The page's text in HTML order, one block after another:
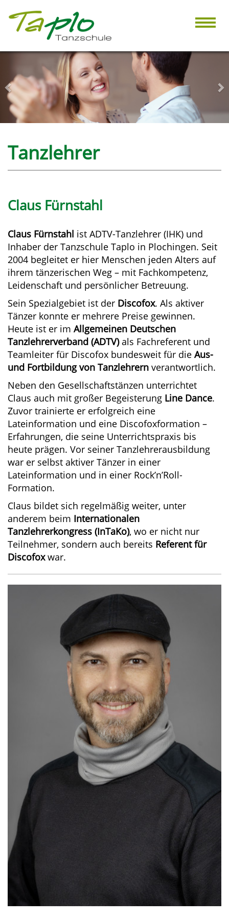
Zurück
Tanzlehrer
Claus Fürnstahl
Claus Fürnstahl ist ADTV-Tanzlehrer (IHK) und
Inhaber der Tanzschule Taplo in Plochingen. Seit
2004 begleitet er hier Menschen jeden Alters auf
ihrem tänzerischen Weg – mit Fachkompetenz,
Leidenschaft und persönlicher Betreuung.
Sein Spezialgebiet ist der Discofox. Als aktiver
Tänzer konnte er mehrere Preise gewinnen.
Heute ist er im Allgemeinen Deutschen
Tanzlehrerverband (ADTV)als Fachreferent und
Teamleiter für Discofox bundesweit für die Aus-
und Fortbildung von Tanzlehrern verantwortlich.
Neben den Gesellschaftstänzen unterrichtet
Claus auch mit großer Begeisterung Line Dance.
Zuvor trainierte er erfolgreich eine
Lateinformation und eine Discofoxformation –
Erfahrungen, die seine Unterrichtspraxis bis
heute prägen. Vor seiner Tanzlehrerausbildung
war er selbst aktiver Tänzer in einer
Lateinformation und in einer Rock’n’Roll-
Formation.
Claus bildet sich regelmäßig weiter, unter
anderem beim Internationalen
Tanzlehrerkongress (InTaKo), wo er nicht nur
Teilnehmer, sondern auch bereits Referent für
Discofoxwar.